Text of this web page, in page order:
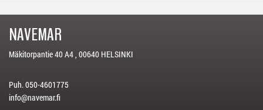
NAVEMAR
Mäkitorpantie 40 A4 , 00640 HELSINKI
Puh. 050-4601775
info@navemar.fi